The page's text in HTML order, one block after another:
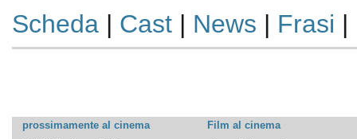
Scheda| Cast| News | Frasi |
prossimamente al cinema
Film al cinema